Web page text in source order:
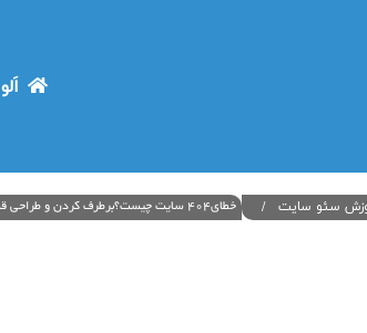
سئو سایت خطای404 سایت چیست؟برطرف کردن و طراحی قسمتهای 404